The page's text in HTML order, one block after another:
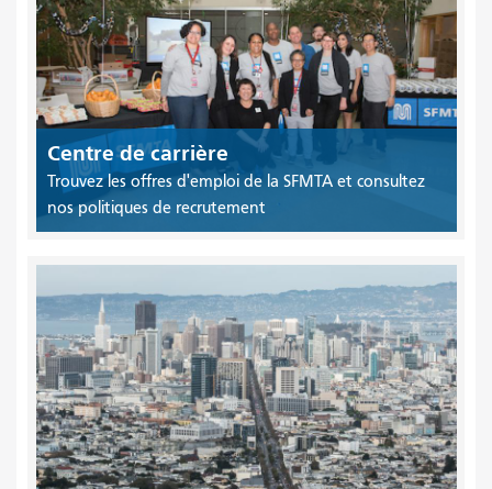
Centre de carrière
Trouvez les offres d'emploi de la SFMTA et consultez
nos politiques de recrutement